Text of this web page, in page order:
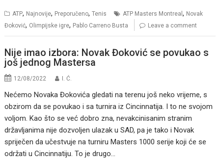
ATP, Najnovije, Preporučeno,Tenis ATP Masters Montreal, Novak
Đoković, Olimpijske igre, Pablo Carreno Busta Leave a comment
Nije imao izbora: Novak Đoković se povukao s
još jednog Mastersa
12/08/2022 I. Ć.
Nećemo Novaka Đokovića gledati na terenu još neko vrijeme, s
obzirom da se povukao i sa turnira iz Cincinnatija. I to ne svojom
voljom. Kao što se već dobro zna, nevakcinisanim stranim
državljanima nije dozvoljen ulazak u SAD, pa je tako i Novak
spriječen da učestvuje na turniru Masters 1000 serije koji će se
održati u Cincinnatiju. To je drugo…